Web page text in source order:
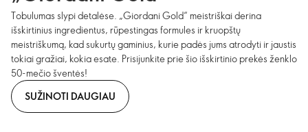
Tobulumas slypi detalėse. „Giordani Gold“ meistriškai derina
išskirtinius ingredientus, rūpestingas formules ir kruopštų
meistriškumą, kad sukurtų gaminius, kurie padės jums atrodyti ir jaustis
tokiai gražiai, kokia esate. Prisijunkite prie šio išskirtinio prekės ženklo
50-mečio šventės!
SUŽINOTI DAUGIAU